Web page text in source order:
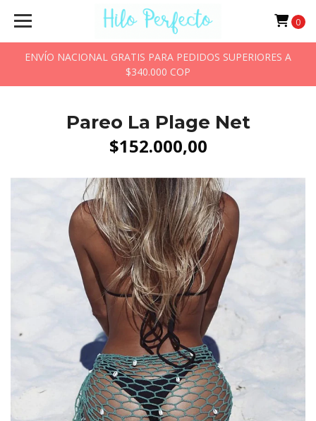
ENVÍO NACIONAL GRATIS PARA PEDIDOS SUPERIORES A
$340.000 COP
0
Pareo La Plage Net
$152.000,00